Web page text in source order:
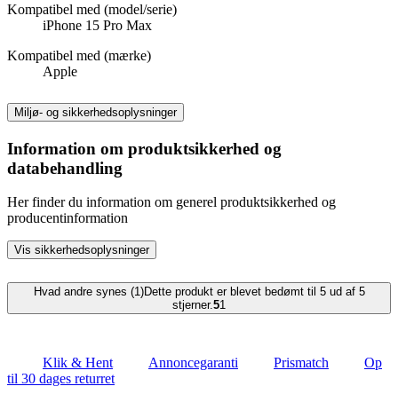
Kompatibel med (model/serie)
iPhone 15 Pro Max
Kompatibel med (mærke)
Apple
Miljø- og sikkerhedsoplysninger
Information om produktsikkerhed og
databehandling
Her finder du information om generel produktsikkerhed og
producentinformation
Vis sikkerhedsoplysninger
Hvad andre synes (1)Dette produkt er blevet bedømt til 5 ud af 5
stjerner.51
Klik & Hent Annoncegaranti Prismatch
Op
til 30 dages returret